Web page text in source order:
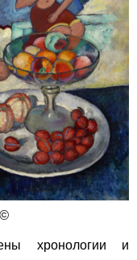
хронологии и